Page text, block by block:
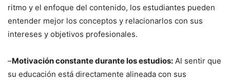
ritmo y el enfoque del contenido, los estudiantes pueden
entender mejor los conceptos y relacionarlos con sus
intereses y objetivos profesionales.
–Motivación constante durante los estudios: Al sentir que
su educación está directamente alineada con sus